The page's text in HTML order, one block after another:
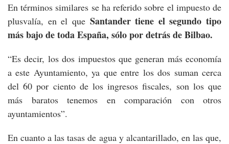
En términos similares se ha referido sobre el impuesto de
plusvalía, en el que Santander tiene el segundo tipo
más bajo de toda España, sólo por detrás de Bilbao.
“Es decir, los dos impuestos que generan más economía
a este Ayuntamiento, ya que entre los dos suman cerca
del 60 por ciento de los ingresos fiscales, son los que
más baratos tenemos en comparación con otros
ayuntamientos”.
En cuanto a las tasas de agua y alcantarillado, en las que,